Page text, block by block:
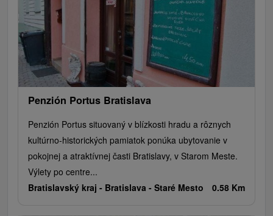
Penzión Portus Bratislava
Penzión Portus situovaný v blízkosti hradu a rôznych
kultúrno-historických pamiatok ponúka ubytovanie v
pokojnej a atraktívnej časti Bratislavy, v Starom Meste.
Výlety po centre...
Bratislavský kraj - Bratislava - Staré Mesto 0.58 Km